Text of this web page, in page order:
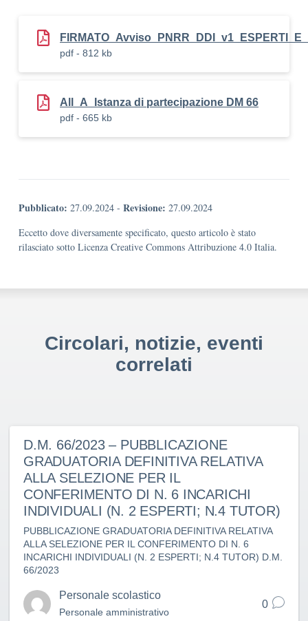
pdf - 812 kb
All_A_Istanza di partecipazione DM 66
pdf - 665 kb
Pubblicato: 27.09.2024 - Revisione: 27.09.2024
Eccetto dove diversamente specificato, questo articolo è stato
rilasciato sotto Licenza Creative Commons Attribuzione 4.0 Italia.
Circolari, notizie, eventi
correlati
D.M. 66/2023 – PUBBLICAZIONE
GRADUATORIA DEFINITIVA RELATIVA
ALLA SELEZIONE PER IL
CONFERIMENTO DI N. 6 INCARICHI
INDIVIDUALI (N. 2 ESPERTI; N.4 TUTOR)
PUBBLICAZIONE GRADUATORIA DEFINITIVA RELATIVA
ALLA SELEZIONE PER IL CONFERIMENTO DI N. 6
INCARICHI INDIVIDUALI (N. 2 ESPERTI; N.4 TUTOR) D.M.
66/2023
Personale scolastico
Personale amministrativo
0